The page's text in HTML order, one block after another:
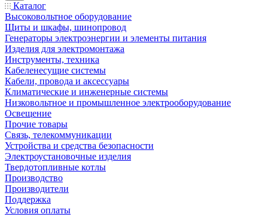
Каталог
Высоковольтное оборудование
Щиты и шкафы, шинопровод
Генераторы электроэнергии и элементы питания
Изделия для электромонтажа
Инструменты, техника
Кабеленесущие системы
Кабели, провода и аксессуары
Климатические и инженерные системы
Низковольтное и промышленное электрооборудование
Освещение
Прочие товары
Связь, телекоммуникации
Устройства и средства безопасности
Электроустановочные изделия
Твердотопливные котлы
Производство
Производители
Поддержка
Условия оплаты